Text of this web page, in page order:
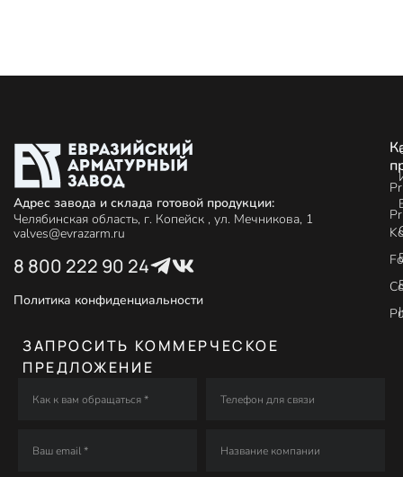
Адрес завода и склада готовой продукции:
Челябинская область, г. Копейск , ул. Мечникова, 1
valves@evrazarm.ru
8 800 222 90 24
Политика конфиденциальности
ЗАПРОСИТЬ КОММЕРЧЕСКОЕ
ПРЕДЛОЖЕНИЕ